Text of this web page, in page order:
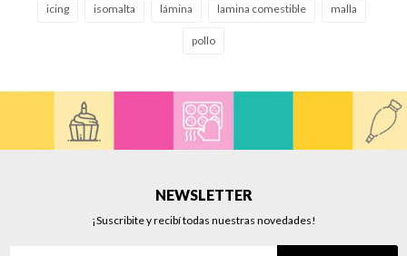
icing isomalta lámina lamina comestible malla
pollo
NEWSLETTER
¡Suscribite y recibí todas nuestras novedades!